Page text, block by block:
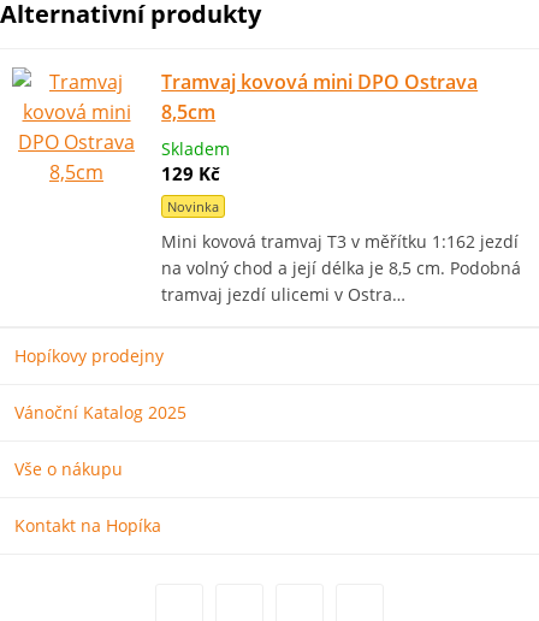
Alternativní produkty
Tramvaj kovová mini DPO Ostrava
8,5cm
Skladem
129 Kč
Novinka
Mini kovová tramvaj T3 v měřítku 1:162 jezdí
na volný chod a její délka je 8,5 cm. Podobná
tramvaj jezdí ulicemi v Ostra…
Hopíkovy prodejny
Vánoční Katalog 2025
Vše o nákupu
Kontakt na Hopíka